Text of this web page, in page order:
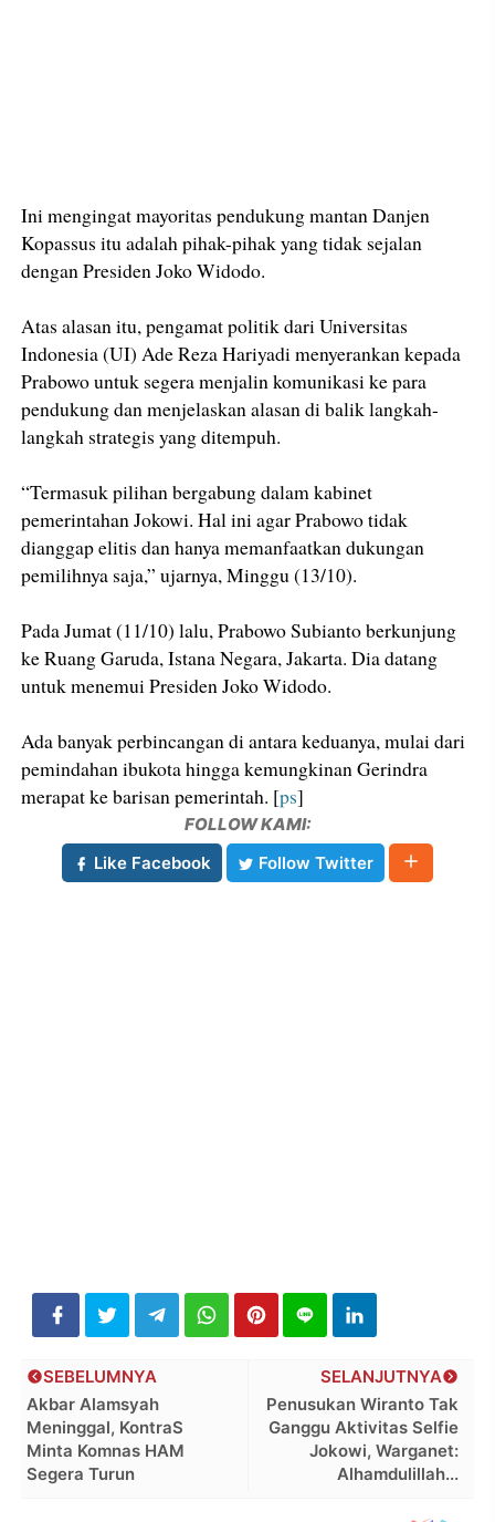
Ini mengingat mayoritas pendukung mantan Danjen
Kopassus itu adalah pihak-pihak yang tidak sejalan
dengan Presiden Joko Widodo.
Atas alasan itu, pengamat politik dari Universitas
Indonesia (UI) Ade Reza Hariyadi menyerankan kepada
Prabowo untuk segera menjalin komunikasi ke para
pendukung dan menjelaskan alasan di balik langkah-
langkah strategis yang ditempuh.
“Termasuk pilihan bergabung dalam kabinet
pemerintahan Jokowi. Hal ini agar Prabowo tidak
dianggap elitis dan hanya memanfaatkan dukungan
pemilihnya saja,” ujarnya, Minggu (13/10).
Pada Jumat (11/10) lalu, Prabowo Subianto berkunjung
ke Ruang Garuda, Istana Negara, Jakarta. Dia datang
untuk menemui Presiden Joko Widodo.
Ada banyak perbincangan di antara keduanya, mulai dari
pemindahan ibukota hingga kemungkinan Gerindra
merapat ke barisan pemerintah. [ps]
FOLLOW KAMI:
Like Facebook
Follow Twitter
SELANJUTNYA
Penusukan Wiranto Tak
Ganggu Aktivitas Selfie
Jokowi, Warganet:
Alhamdulillah...
SEBELUMNYA
Akbar Alamsyah
Meninggal, KontraS
Minta Komnas HAM
Segera Turun